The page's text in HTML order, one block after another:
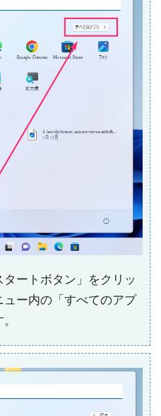
ートボタン」をクリッ
ュー内の「すべてのアプ